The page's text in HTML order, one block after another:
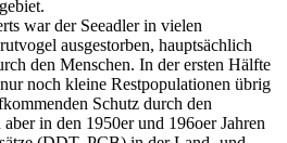
war der Seeadler in vielen
ausgestorben, hauptsächlich
den Menschen. In der ersten Hälfte
noch kleine Restpopulationen übrig
Schutz durch den
in den 1950er und 196oer Jahren